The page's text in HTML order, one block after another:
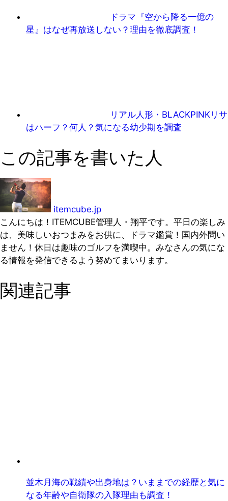
ドラマ『空から降る一億の
星』はなぜ再放送しない？理由を徹底調査！
リアル人形・BLACKPINKリサ
はハーフ？何人？気になる幼少期を調査
この記事を書いた人
itemcube.jp
こんにちは！ITEMCUBE管理人・翔平です。平日の楽しみ
は、美味しいおつまみをお供に、ドラマ鑑賞！国内外問い
ません！休日は趣味のゴルフを満喫中。みなさんの気にな
る情報を発信できるよう努めてまいります。
関連記事
並木月海の戦績や出身地は？いままでの経歴と気に
なる年齢や自衛隊の入隊理由も調査！